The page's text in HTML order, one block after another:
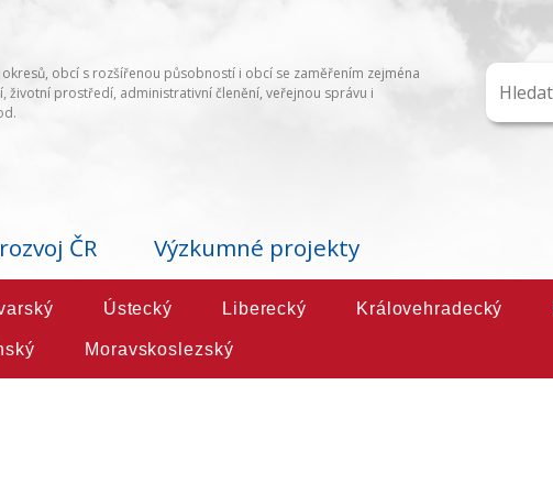
obcí s rozšířenou působností i obcí se zaměřením zejména
životní prostředí, administrativní členění, veřejnou správu i
ČR Výzkumné projekty
Ústecký Liberecký Královehradecký
Moravskoslezský